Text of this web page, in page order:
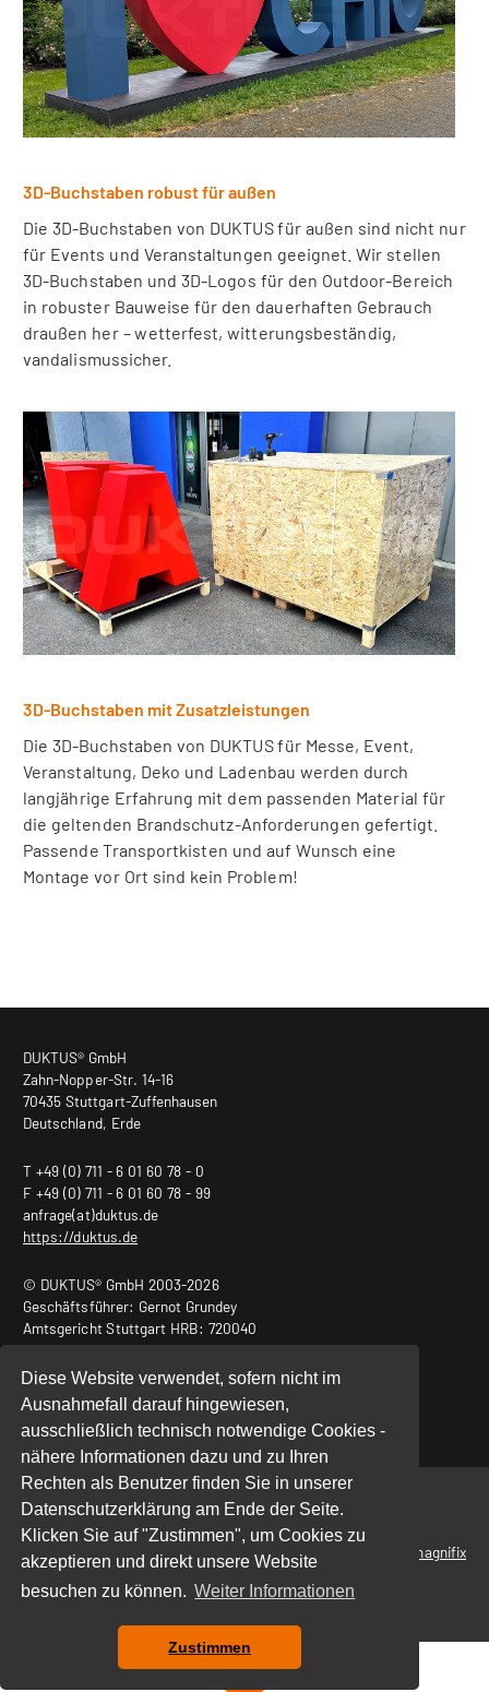
Diese Website verwendet, sofern nicht im
Ausnahmefall darauf hingewiesen,
ausschließlich technisch notwendige Cookies -
nähere Informationen dazu und zu Ihren
Rechten als Benutzer finden Sie in unserer
Datenschutzerklärung am Ende der Seite.
Klicken Sie auf "Zustimmen", um Cookies zu
akzeptieren und direkt unsere Website
besuchen zu können. Weiter Informationen
Zustimmen
3D-Buchstaben robust für außen
Die 3D-Buchstaben von DUKTUS für außen sind nicht nur
für Events und Veranstaltungen geeignet. Wir stellen
3D-Buchstaben und 3D-Logos für den Outdoor-Bereich
in robuster Bauweise für den dauerhaften Gebrauch
draußen her – wetterfest, witterungsbeständig,
vandalismussicher.
3D-Buchstaben mit Zusatzleistungen
Die 3D-Buchstaben von DUKTUS für Messe, Event,
Veranstaltung, Deko und Ladenbau werden durch
langjährige Erfahrung mit dem passenden Material für
die geltenden Brandschutz-Anforderungen gefertigt.
Passende Transportkisten und auf Wunsch eine
Montage vor Ort sind kein Problem!
DUKTUS® GmbH
Zahn-Nopper-Str. 14-16
70435 Stuttgart-Zuffenhausen
Deutschland, Erde
T +49 (0) 711 - 6 01 60 78 - 0
F +49 (0) 711 - 6 01 60 78 - 99
anfrage(at)duktus.de
https://duktus.de
© DUKTUS® GmbH 2003-2026
Geschäftsführer: Gernot Grundey
Amtsgericht Stuttgart HRB: 720040
USt.-ID Nr.: DE240932011
Start|Datenschutz|Impressum
magnifix